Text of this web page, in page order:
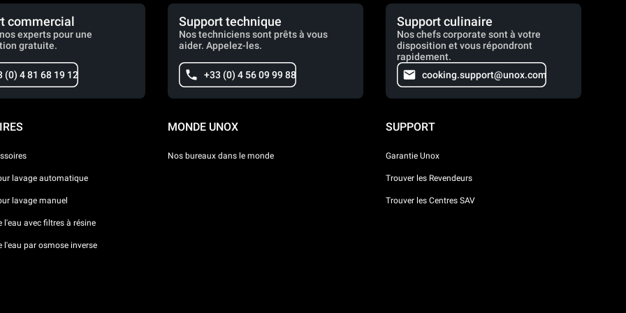
commercial
experts pour une
gratuite.
(0) 4 81 68 19 12
Support technique
Nos techniciens sont prêts à vous
aider. Appelez-les.
+33 (0) 4 56 09 99 88
Support culinaire
Nos chefs corporate sont à votre
disposition et vous répondront
rapidement.
cooking.support@unox.com
lavage automatique
lavage manuel
l'eau avec filtres à résine
l'eau par osmose inverse
MONDE UNOX
Nos bureaux dans le monde
SUPPORT
Garantie Unox
Trouver les Revendeurs
Trouver les Centres SAV